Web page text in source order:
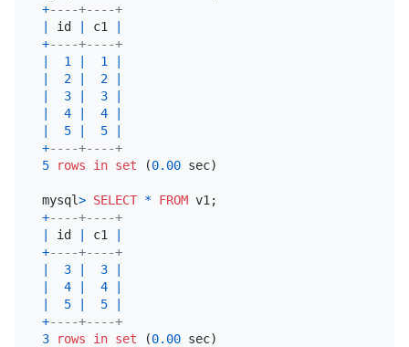
+----+----+
|
id | c1
|
+----+----+
|
1 | 1
|
|
2 | 2
|
|
3 | 3
|
|
4 | 4
|
|
5 | 5
|
+----+----+
5
rows in set (0.00 sec)
mysql> SELECT * FROM
+----+----+
|
id | c1
|
+----+----+
|
3 | 3
|
|
4 | 4
|
|
5 | 5
|
+----+----+
3
rows in set (0.00 sec)